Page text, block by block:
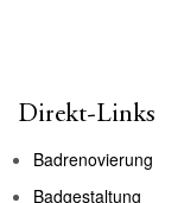
Direkt-Links
Badrenovierung
Badgestaltung